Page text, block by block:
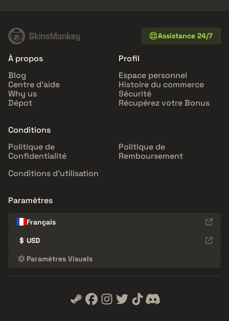
Assistance 24/7
À propos
Blog
Centre d'aide
Why us
Dépot
Profil
Espace personnel
Histoire du commerce
Sécurité
Récupérez votre Bonus
Conditions
Politique de
Confidentialité
Politique de
Remboursement
Conditions d'utilisation
Paramètres
Français
$ USD
Paramètres Visuels